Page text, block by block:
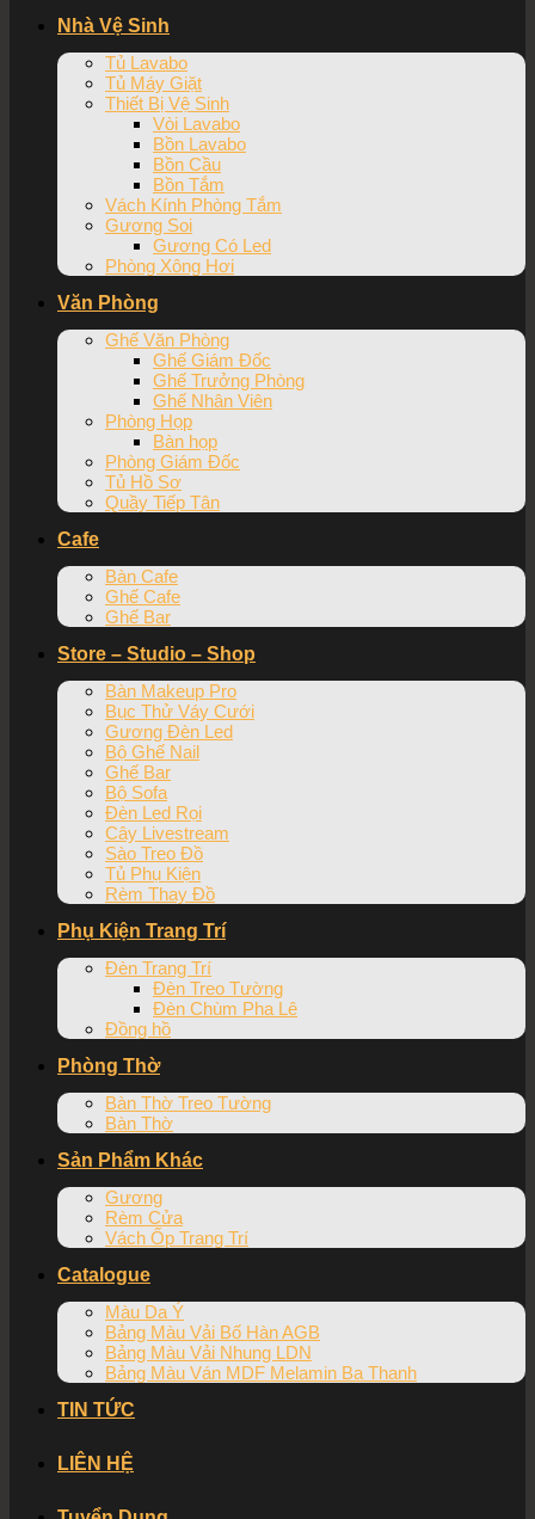
Nhà Vệ Sinh
Tủ Lavabo
Tủ Máy Giặt
Thiết Bị Vệ Sinh
Vòi Lavabo
Bồn Lavabo
Bồn Cầu
Bồn Tắm
Vách Kính Phòng Tắm
Gương Soi
Gương Có Led
Phòng Xông Hơi
Văn Phòng
Ghế Văn Phòng
Ghế Giám Đốc
Ghế Trưởng Phòng
Ghế Nhân Viên
Phòng Họp
Bàn họp
Phòng Giám Đốc
Tủ Hồ Sơ
Quầy Tiếp Tân
Cafe
Bàn Cafe
Ghế Cafe
Ghế Bar
Store – Studio – Shop
Bàn Makeup Pro
Bục Thử Váy Cưới
Gương Đèn Led
Bộ Ghế Nail
Ghế Bar
Bộ Sofa
Đèn Led Rọi
Cây Livestream
Sào Treo Đồ
Tủ Phụ Kiện
Rèm Thay Đồ
Phụ Kiện Trang Trí
Đèn Trang Trí
Đèn Treo Tường
Đèn Chùm Pha Lê
Đồng hồ
Phòng Thờ
Bàn Thờ Treo Tường
Bàn Thờ
Sản Phẩm Khác
Gương
Rèm Cửa
Vách Ốp Trang Trí
Catalogue
Màu Da Ý
Bảng Màu Vải Bố Hàn AGB
Bảng Màu Vải Nhung LDN
Bảng Màu Ván MDF Melamin Ba Thanh
TIN TỨC
LIÊN HỆ